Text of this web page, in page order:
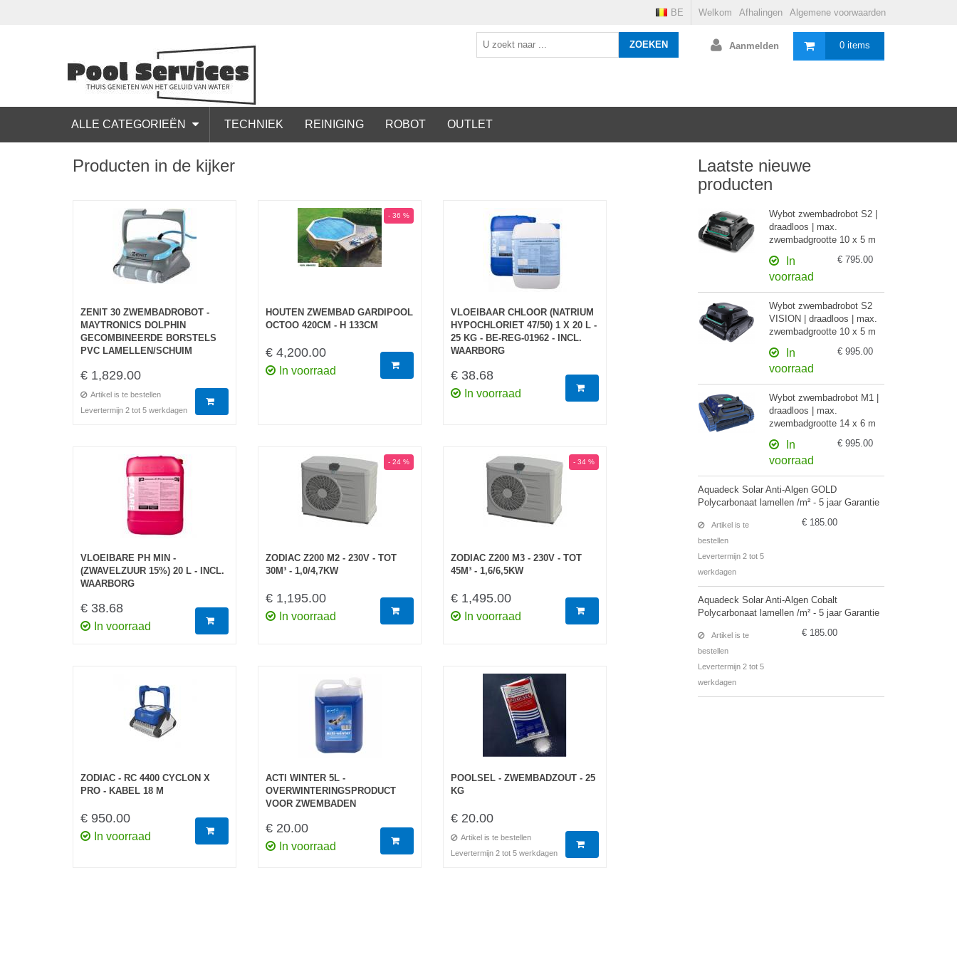
Welkom Afhalingen Algemene voorwaarden
BE
0 items
Aanmelden
ZOEKEN
ALLE CATEGORIEËN TECHNIEK REINIGING ROBOT OUTLET
Producten in de kijker
ZENIT 30 ZWEMBADROBOT -
MAYTRONICS DOLPHIN
GECOMBINEERDE BORSTELS
PVC LAMELLEN/SCHUIM
€ 1,829.00
Artikel is te bestellen
Levertermijn 2 tot 5 werkdagen
- 36 %
HOUTEN ZWEMBAD GARDIPOOL
OCTOO 420CM - H 133CM
€ 4,200.00
In voorraad
VLOEIBAAR CHLOOR (NATRIUM
HYPOCHLORIET 47/50) 1 X 20 L -
25 KG - BE-REG-01962 - INCL.
WAARBORG
€ 38.68
In voorraad
VLOEIBARE PH MIN -
(ZWAVELZUUR 15%) 20 L - INCL.
WAARBORG
€ 38.68
In voorraad
- 24 %
ZODIAC Z200 M2 - 230V - TOT
30M³ - 1,0/4,7KW
€ 1,195.00
In voorraad
- 34 %
ZODIAC Z200 M3 - 230V - TOT
45M³ - 1,6/6,5KW
€ 1,495.00
In voorraad
ZODIAC - RC 4400 CYCLON X
PRO - KABEL 18 M
€ 950.00
In voorraad
ACTI WINTER 5L -
OVERWINTERINGSPRODUCT
VOOR ZWEMBADEN
€ 20.00
In voorraad
POOLSEL - ZWEMBADZOUT - 25
KG
€ 20.00
Artikel is te bestellen
Levertermijn 2 tot 5 werkdagen
Laatste nieuwe
producten
Wybot zwembadrobot S2 |
draadloos | max.
zwembadgrootte 10 x 5 m
In
voorraad
€ 795.00
Wybot zwembadrobot S2
VISION | draadloos | max.
zwembadgrootte 10 x 5 m
In
voorraad
€ 995.00
Wybot zwembadrobot M1 |
draadloos | max.
zwembadgrootte 14 x 6 m
In
voorraad
€ 995.00
Aquadeck Solar Anti-Algen GOLD
Polycarbonaat lamellen /m² - 5 jaar Garantie
Artikel is te
bestellen
Levertermijn 2 tot 5
werkdagen
€ 185.00
Aquadeck Solar Anti-Algen Cobalt
Polycarbonaat lamellen /m² - 5 jaar Garantie
Artikel is te
bestellen
Levertermijn 2 tot 5
werkdagen
€ 185.00